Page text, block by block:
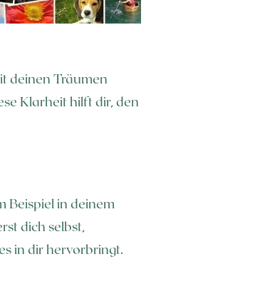
deinen Träumen
Klarheit hilft dir, den
Beispiel in deinem
dich selbst,
in dir hervorbringt.